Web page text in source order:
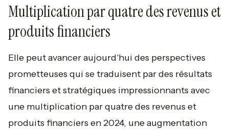
Multiplication par quatre des revenus et
produits financiers
Elle peut avancer aujourd'hui des perspectives
prometteuses qui se traduisent par des résultats
financiers et stratégiques impressionnants avec
une multiplication par quatre des revenus et
produits financiers en 2024, une augmentation